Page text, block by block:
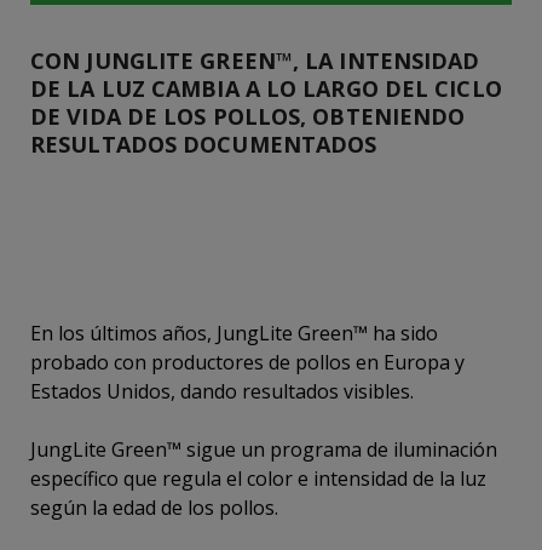
CON JUNGLITE GREEN™, LA INTENSIDAD
DE LA LUZ CAMBIA A LO LARGO DEL CICLO
DE VIDA DE LOS POLLOS, OBTENIENDO
RESULTADOS DOCUMENTADOS
En los últimos años, JungLite Green™ ha sido
probado con productores de pollos en Europa y
Estados Unidos, dando resultados visibles.
JungLite Green™ sigue un programa de iluminación
específico que regula el color e intensidad de la luz
según la edad de los pollos.